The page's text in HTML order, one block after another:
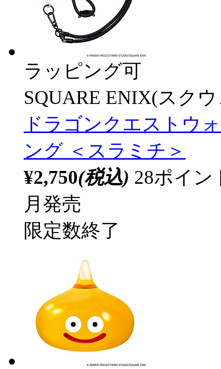
ラッピング可
SQUARE ENIX(スク
ドラゴンクエストウ
ング ＜スラミチ＞
¥2,750(税込) 28ポイ
月発売
限定数終了